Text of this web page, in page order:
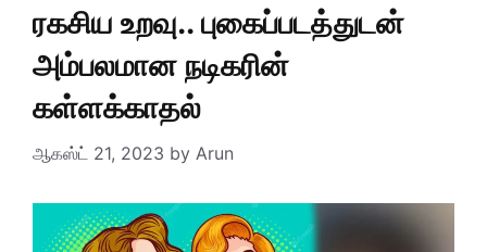
ரகசிய உறவு.. புகைப்படத்துடன்
அம்பலமான நடிகரின்
கள்ளக்காதல்
ஆகஸ்ட் 21, 2023 by Arun